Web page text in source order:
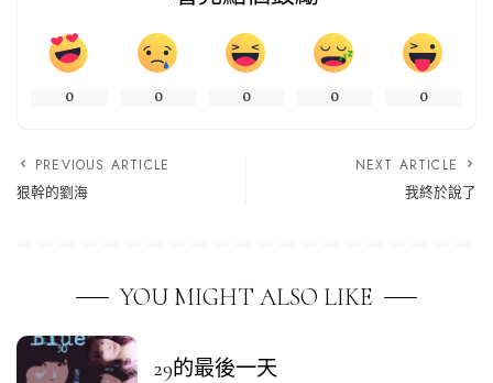
0 0 0 0 0
PREVIOUS ARTICLE
狠幹的劉海
NEXT ARTICLE
我終於說了
YOU MIGHT ALSO LIKE
29的最後一天